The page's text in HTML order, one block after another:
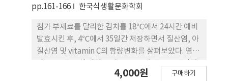
pp.161-166 한국식생활문화학회
첨가 부재료를 달리한 김치를 18℃에서 24시간 예비
발효시킨 후, 4℃에서 35일간 저장하면서 질산염, 아
질산염 및 vitamin C의 함량변화를 살펴보았다. 염도
볼 때, 초기 숙성속도는 새우젓〉멸치, 갓, 마늘〉대
4,000원 구매하기